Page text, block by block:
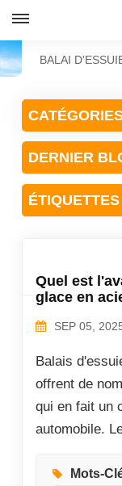
BALAI
DERNIER
ÉTIQUETTES
Quel est
glace en
SEP 05,
Balais
offrent de
qui en fait un
automobile.
corrosion :
Mots-